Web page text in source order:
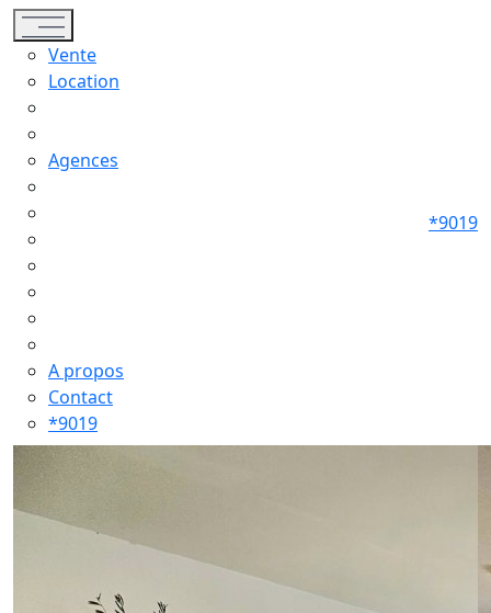
Toggle navigation
Vente
Location
Agences
A propos
Contact
*9019
*9019